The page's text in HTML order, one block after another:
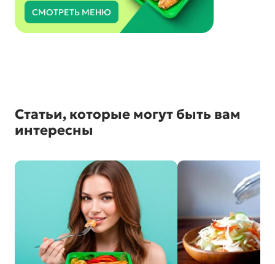
СМОТРЕТЬ МЕНЮ
Статьи, которые могут быть вам
интересны